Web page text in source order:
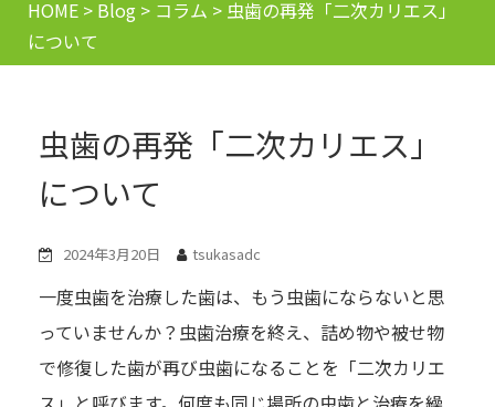
HOME > Blog > コラム > 虫歯の再発「二次カリエス」
について
虫歯の再発「二次カリエス」
について
2024年3月20日 tsukasadc
一度虫歯を治療した歯は、もう虫歯にならないと思
っていませんか？虫歯治療を終え、詰め物や被せ物
で修復した歯が再び虫歯になることを「二次カリエ